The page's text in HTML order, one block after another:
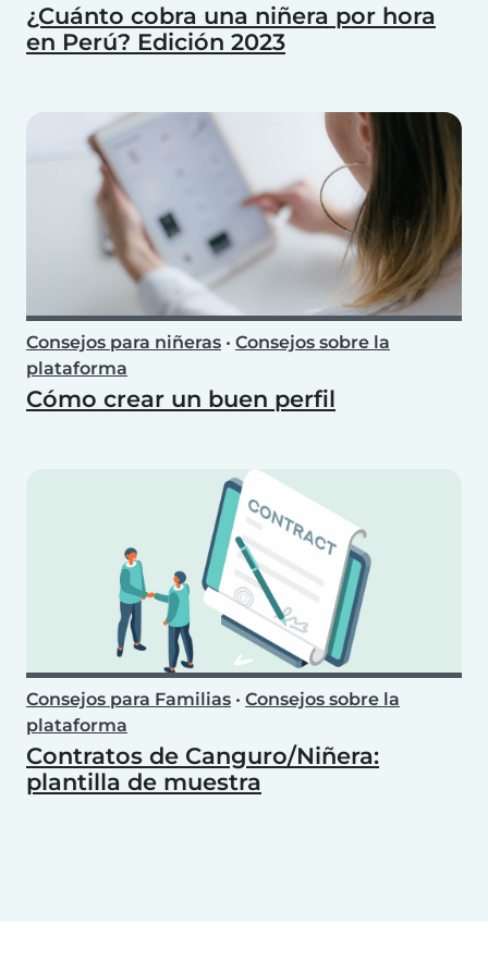
¿Cuánto cobra una niñera por hora
en Perú? Edición 2023
Consejos para niñeras • Consejos sobre la
plataforma
Cómo crear un buen perfil
Consejos para Familias • Consejos sobre la
plataforma
Contratos de Canguro/Niñera:
plantilla de muestra